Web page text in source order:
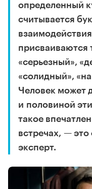
определенный
считывается
присваиваются
«серьезный»,
«солидный»,
Человек может
и половиной
такое
встречах, —
эксперт.